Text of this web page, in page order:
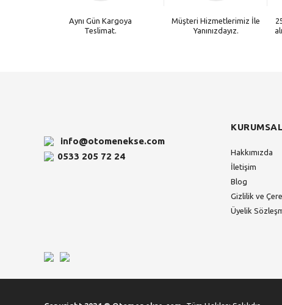
Aynı Gün Kargoya
Teslimat.
Müşteri Hizmetlerimiz İle
Yanınızdayız.
info@otomenekse.com
0533 205 72 24
KURUMSAL
Hakkımızda
İletişim
Blog
Gizlilik ve
Üyelik